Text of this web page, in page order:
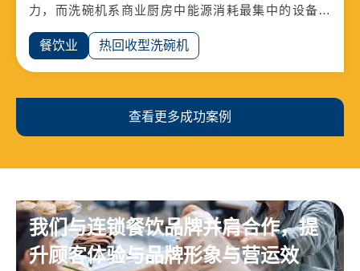
力，而洗碗机系商业厨房中能源消耗最集中的设备之
中的技术组别参与者，获茶饭委托进行置换热回收型洗
碗机项目，并验证节能效益。
餐饮业 热回收型洗碗机
查看更多成功案例
我们与连锁餐饮品牌并肩合作，提
升顾客体验与品牌形象与营运效